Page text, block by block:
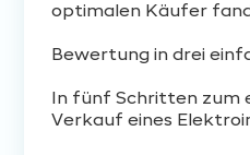
optimalen Käufer fand
Bewertung in drei
In fünf Schritten zum
Verkauf eines